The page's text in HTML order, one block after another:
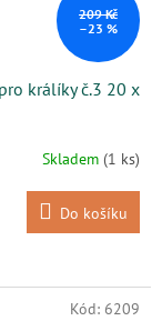
209 Kč
–23 %
králíky č.3 20 x
Skladem (1 ks)
Do košíku
Kód: 6209